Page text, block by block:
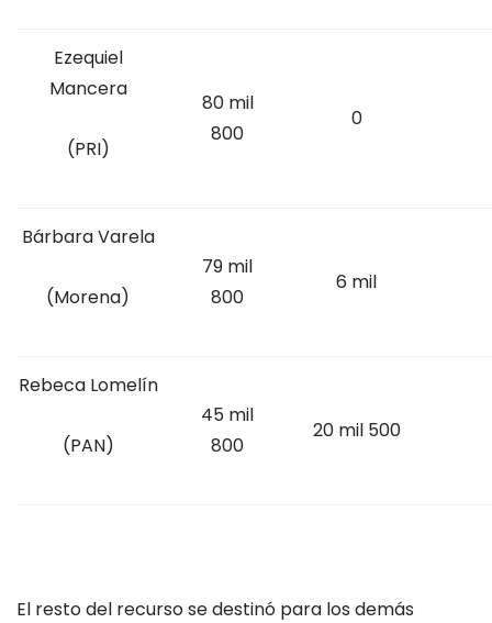
Ezequiel
Mancera
(PRI)
80 mil
800
0
Bárbara Varela
(Morena)
79 mil
800
6 mil
Rebeca Lomelín
(PAN)
45 mil
800
20 mil 500
El resto del recurso se destinó para los demás